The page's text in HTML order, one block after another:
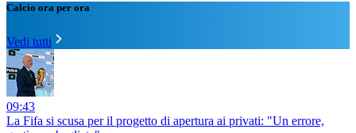
Calcio ora per ora
Vedi tutti
09:43
La Fifa si scusa per il progetto di apertura ai privati: "Un errore,